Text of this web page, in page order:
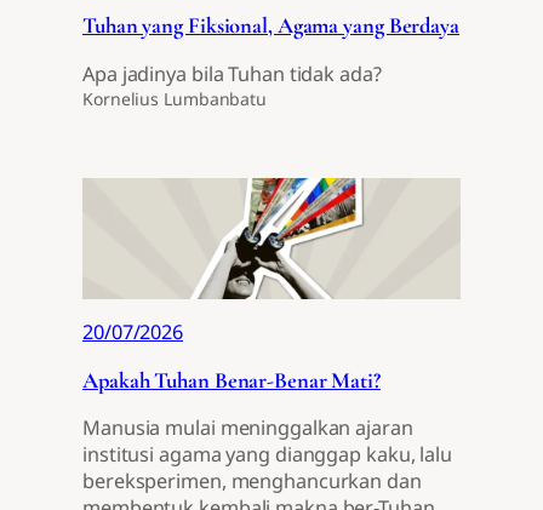
Tuhan yang Fiksional, Agama yang Berdaya
Apa jadinya bila Tuhan tidak ada?
Kornelius Lumbanbatu
20/07/2026
Apakah Tuhan Benar-Benar Mati?
Manusia mulai meninggalkan ajaran
institusi agama yang dianggap kaku, lalu
bereksperimen, menghancurkan dan